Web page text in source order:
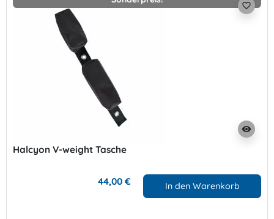
visibility
favorite_border
Halcyon V-weight Tasche
44,00 € In den Warenkorb